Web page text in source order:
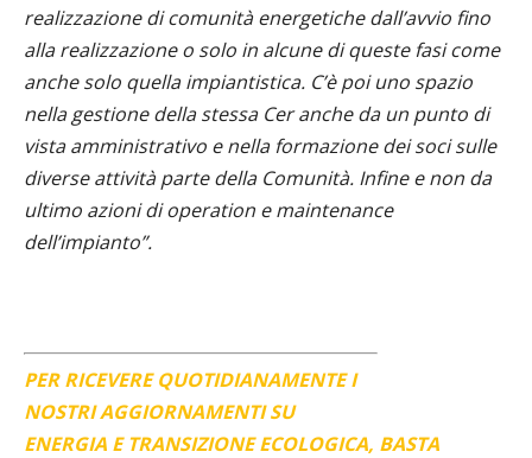
realizzazione di comunità energetiche dall’avvio fino
alla realizzazione o solo in alcune di queste fasi come
anche solo quella impiantistica. C’è poi uno spazio
nella gestione della stessa Cer anche da un punto di
vista amministrativo e nella formazione dei soci sulle
diverse attività parte della Comunità. Infine e non da
ultimo azioni di operation e maintenance
dell’impianto”.
PER RICEVERE QUOTIDIANAMENTE I
NOSTRI AGGIORNAMENTI SU
ENERGIA E TRANSIZIONE ECOLOGICA, BASTA